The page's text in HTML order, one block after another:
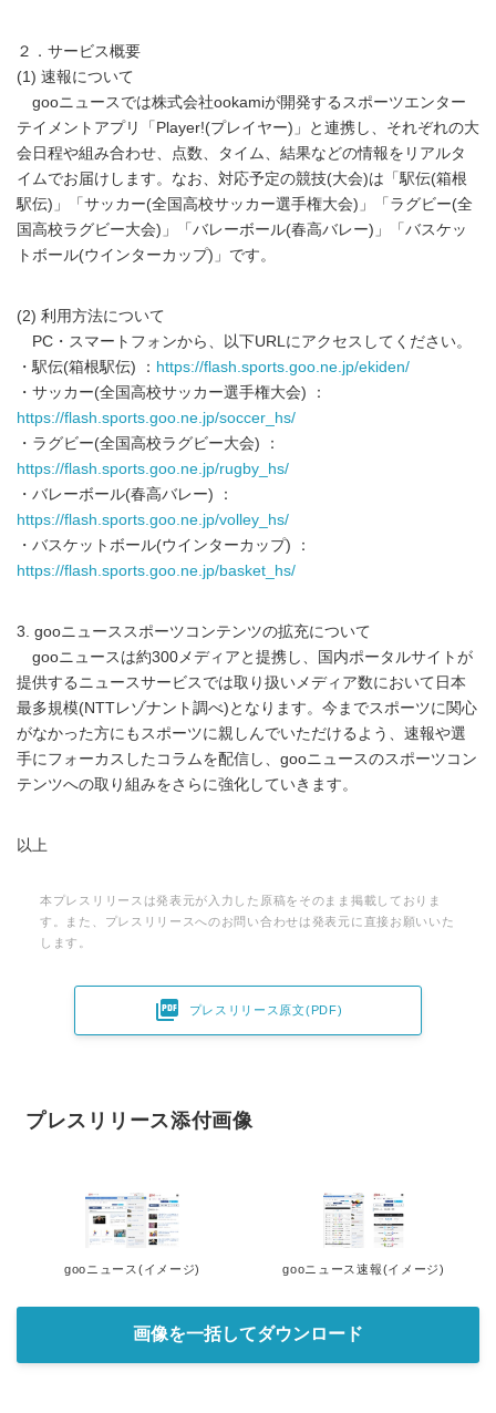
２．サービス概要
(1) 速報について
gooニュースでは株式会社ookamiが開発するスポーツエンター
テイメントアプリ「Player!(プレイヤー)」と連携し、それぞれの大
会日程や組み合わせ、点数、タイム、結果などの情報をリアルタ
イムでお届けします。なお、対応予定の競技(大会)は「駅伝(箱根
駅伝)」「サッカー(全国高校サッカー選手権大会)」「ラグビー(全
国高校ラグビー大会)」「バレーボール(春高バレー)」「バスケッ
トボール(ウインターカップ)」です。
(2) 利用方法について
PC・スマートフォンから、以下URLにアクセスしてください。
・駅伝(箱根駅伝) ： https://flash.sports.goo.ne.jp/ekiden/
・サッカー(全国高校サッカー選手権大会) ：
https://flash.sports.goo.ne.jp/soccer_hs/
・ラグビー(全国高校ラグビー大会) ：
https://flash.sports.goo.ne.jp/rugby_hs/
・バレーボール(春高バレー) ：
https://flash.sports.goo.ne.jp/volley_hs/
・バスケットボール(ウインターカップ) ：
https://flash.sports.goo.ne.jp/basket_hs/
3. gooニューススポーツコンテンツの拡充について
gooニュースは約300メディアと提携し、国内ポータルサイトが
提供するニュースサービスでは取り扱いメディア数において日本
最多規模(NTTレゾナント調べ)となります。今までスポーツに関心
がなかった方にもスポーツに親しんでいただけるよう、速報や選
手にフォーカスしたコラムを配信し、gooニュースのスポーツコン
テンツへの取り組みをさらに強化していきます。
以上
本プレスリリースは発表元が入力した原稿をそのまま掲載しておりま
す。また、プレスリリースへのお問い合わせは発表元に直接お願いいた
します。
 プレスリリース原文(PDF)
プレスリリース添付画像
gooニュース(イメージ) gooニュース速報(イメージ)
画像を一括してダウンロード